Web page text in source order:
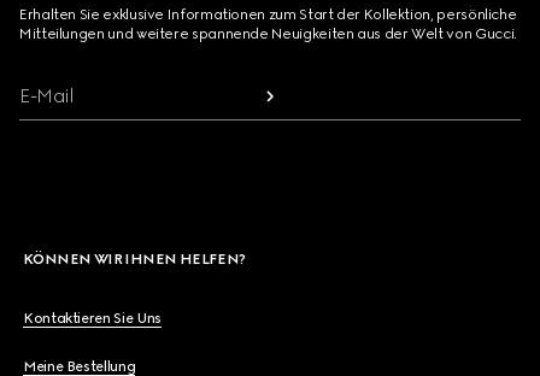
Erhalten Sie exklusive Informationen zum Start der Kollektion, persönliche
Mitteilungen und weitere spannende Neuigkeiten aus der Welt von Gucci.
E-Mail
KÖNNEN WIR IHNEN HELFEN?
Kontaktieren Sie Uns
Meine Bestellung